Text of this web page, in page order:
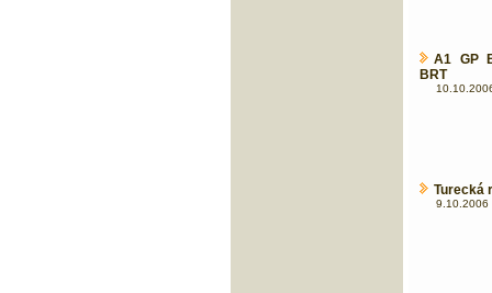
A1 GP
BRT
Turecká
9.10.2006